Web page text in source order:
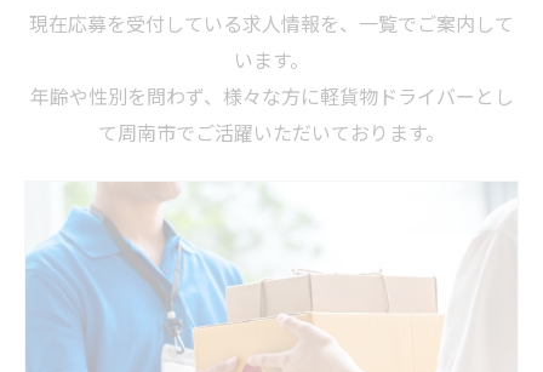
現在応募を受付している求人情報を、一覧でご案内して
います。
年齢や性別を問わず、様々な方に軽貨物ドライバーとし
て周南市でご活躍いただいております。